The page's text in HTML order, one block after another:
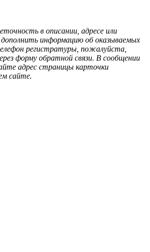
в описании, адресе или
информацию об оказываемых
регистратуры, пожалуйста,
форму обратной связи. В сообщении
адрес страницы карточки
сайте.